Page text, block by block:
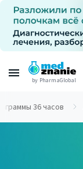
by PharmaGlobal
36 часов